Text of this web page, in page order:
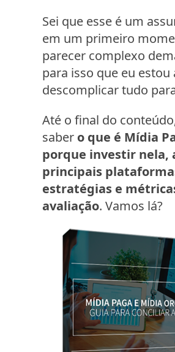
Sei que esse é um
em um primeiro
parecer complexo
para isso que eu estou
descomplicar tudo
Até o final do
saber o que é Mídia
porque investir nela,
principais
estratégias e
avaliação. Vamos lá?